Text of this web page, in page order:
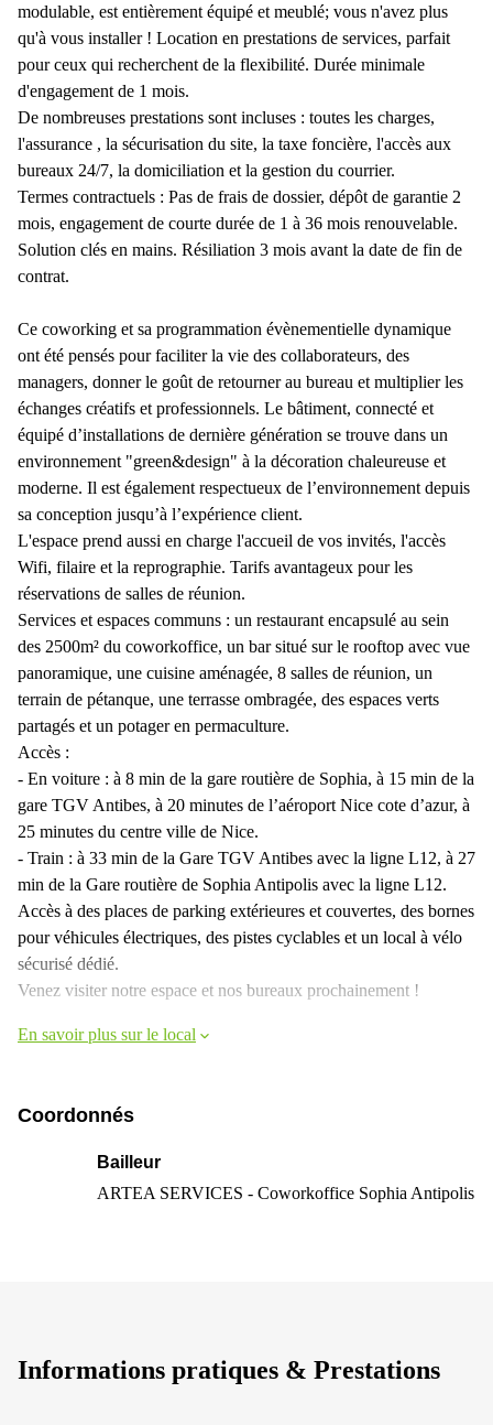
modulable, est entièrement équipé et meublé; vous n'avez plus
qu'à vous installer ! Location en prestations de services, parfait
pour ceux qui recherchent de la flexibilité. Durée minimale
d'engagement de 1 mois.
De nombreuses prestations sont incluses : toutes les charges,
l'assurance , la sécurisation du site, la taxe foncière, l'accès aux
bureaux 24/7, la domiciliation et la gestion du courrier.
Termes contractuels : Pas de frais de dossier, dépôt de garantie 2
mois, engagement de courte durée de 1 à 36 mois renouvelable.
Solution clés en mains. Résiliation 3 mois avant la date de fin de
contrat.
Ce coworking et sa programmation évènementielle dynamique
ont été pensés pour faciliter la vie des collaborateurs, des
managers, donner le goût de retourner au bureau et multiplier les
échanges créatifs et professionnels. Le bâtiment, connecté et
équipé d’installations de dernière génération se trouve dans un
environnement "green&design" à la décoration chaleureuse et
moderne. Il est également respectueux de l’environnement depuis
sa conception jusqu’à l’expérience client.
L'espace prend aussi en charge l'accueil de vos invités, l'accès
Wifi, filaire et la reprographie. Tarifs avantageux pour les
réservations de salles de réunion.
Services et espaces communs : un restaurant encapsulé au sein
des 2500m² du coworkoffice, un bar situé sur le rooftop avec vue
panoramique, une cuisine aménagée, 8 salles de réunion, un
terrain de pétanque, une terrasse ombragée, des espaces verts
partagés et un potager en permaculture.
Accès :
- En voiture : à 8 min de la gare routière de Sophia, à 15 min de la
gare TGV Antibes, à 20 minutes de l’aéroport Nice cote d’azur, à
25 minutes du centre ville de Nice.
- Train : à 33 min de la Gare TGV Antibes avec la ligne L12, à 27
min de la Gare routière de Sophia Antipolis avec la ligne L12.
Accès à des places de parking extérieures et couvertes, des bornes
pour véhicules électriques, des pistes cyclables et un local à vélo
sécurisé dédié.
Venez visiter notre espace et nos bureaux prochainement !
En savoir plus sur le local
Coordonnés
Bailleur
ARTEA SERVICES - Coworkoffice Sophia Antipolis
Informations pratiques & Prestations